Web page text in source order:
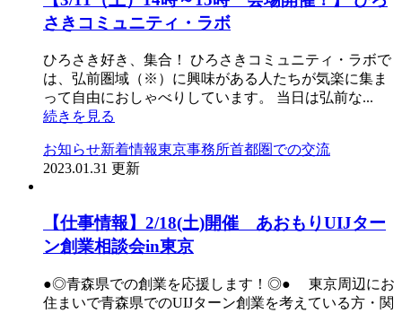
さきコミュニティ・ラボ
ひろさき好き、集合！ ひろさきコミュニティ・ラボで
は、弘前圏域（※）に興味がある人たちが気楽に集ま
って自由におしゃべりしています。 当日は弘前な...
続きを見る
お知らせ新着情報東京事務所首都圏での交流
2023.01.31 更新
【仕事情報】2/18(土)開催 あおもりUIJター
ン創業相談会in東京
●◎青森県での創業を応援します！◎● 東京周辺にお
住まいで青森県でのUIJターン創業を考えている方・関